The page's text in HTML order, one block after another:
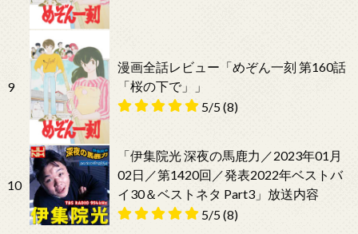
9
漫画全話レビュー「めぞん一刻 第160話
「桜の下で」」
5/5(8)
10
「伊集院光 深夜の馬鹿力／2023年01月
02日／第1420回／発表2022年ベストバ
イ30＆ベストネタ Part3」放送内容
5/5(8)